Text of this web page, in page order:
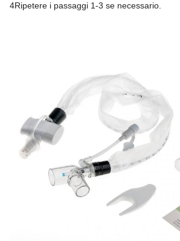
4Ripetere i passaggi 1-3 se necessario.